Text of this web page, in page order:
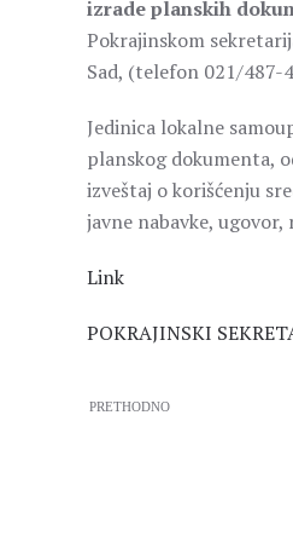
izrade planskih
Pokrajinskom
Sad, (telefon 021/487-
Jedinica lokalne
planskog dokumenta,
izveštaj o korišćenju
javne nabavke, ugovor,
Link
POKRAJINSKI
PRETHODNO